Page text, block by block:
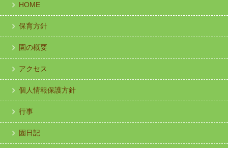
HOME
保育方針
園の概要
アクセス
個人情報保護方針
行事
園日記